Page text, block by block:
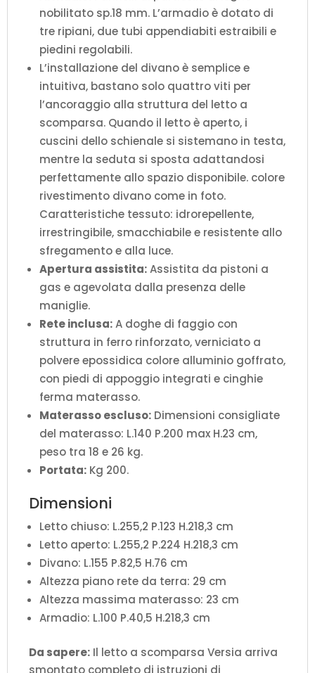
nobilitato sp.18 mm. L’armadio è dotato di
tre ripiani, due tubi appendiabiti estraibili e
piedini regolabili.
L’installazione del divano è semplice e
intuitiva, bastano solo quattro viti per
l’ancoraggio alla struttura del letto a
scomparsa. Quando il letto è aperto, i
cuscini dello schienale si sistemano in testa,
mentre la seduta si sposta adattandosi
perfettamente allo spazio disponibile. colore
rivestimento divano come in foto.
Caratteristiche tessuto: idrorepellente,
irrestringibile, smacchiabile e resistente allo
sfregamento e alla luce.
Apertura assistita:Assistita da pistoni a
gas e agevolata dalla presenza delle
maniglie.
Rete inclusa:A doghe di faggio con
struttura in ferro rinforzato, verniciato a
polvere epossidica colore alluminio goffrato,
con piedi di appoggio integrati e cinghie
ferma materasso.
Materasso escluso: Dimensioni consigliate
del materasso: L.140 P.200 max H.23 cm,
peso tra 18 e 26 kg.
Portata: Kg 200.
Dimensioni
Letto chiuso: L.255,2 P.123 H.218,3 cm
Letto aperto: L.255,2 P.224 H.218,3 cm
Divano: L.155 P.82,5 H.76 cm
Altezza piano rete da terra: 29 cm
Altezza massima materasso: 23 cm
Armadio: L.100 P.40,5 H.218,3 cm
Da sapere: Il letto a scomparsa Versia arriva